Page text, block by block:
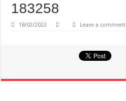
183258
18/02/2022 Leave a comment